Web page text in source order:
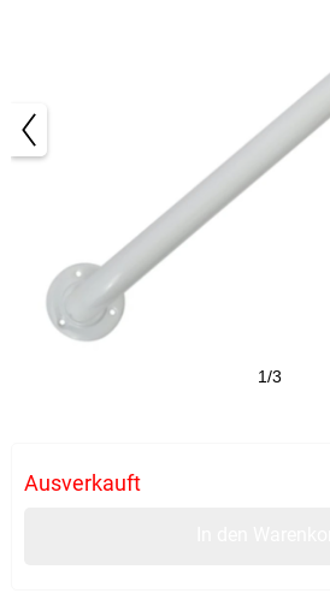
1/3
Ausverkauft